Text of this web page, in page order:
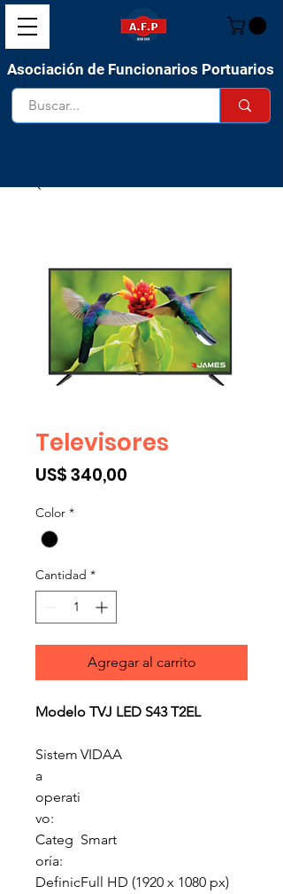
Asociación de Funcionarios Portuarios
Televisores
US$ 340,00
Color *
Cantidad *
Agregar al carrito
Modelo TVJ LED S43 T2EL
Sistem
a
operati
vo:
VIDAA
Categ
oría:
Smart
DefinicFull HD (1920 x 1080 px)